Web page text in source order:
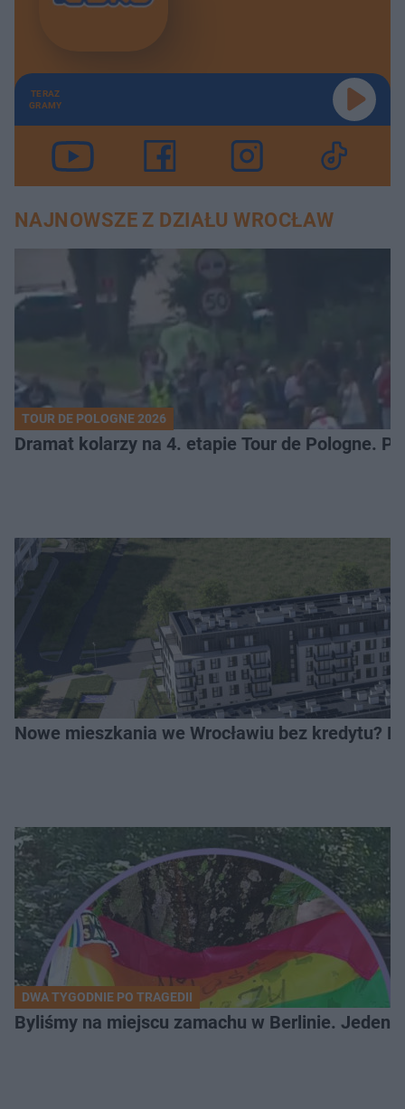
TERAZ
GRAMY
NAJNOWSZE Z DZIAŁU WROCŁAW
TOUR DE POLOGNE 2026
Dramat kolarzy na 4. etapie Tour de Pologne.
Nowe mieszkania we Wrocławiu bez kredytu?
DWA TYGODNIE PO TRAGEDII
Byliśmy na miejscu zamachu w Berlinie. Jeden